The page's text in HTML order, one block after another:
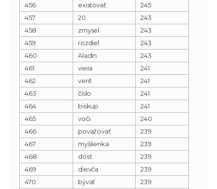
456
existovať
245
457
20
243
458
zmysel
243
459
rozdiel
243
460
Aladin
243
461
viera
241
462
veriť
241
463
číslo
241
464
biskup
241
465
voči
240
466
považovať
239
467
myšlienka
239
468
dosť
239
469
dievča
239
470
bývať
239